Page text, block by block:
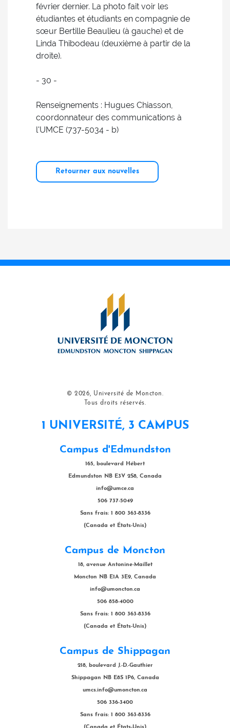
février dernier. La photo fait voir les
étudiantes et étudiants en compagnie de
sœur Bertille Beaulieu (à gauche) et de
Linda Thibodeau (deuxième à partir de la
droite).
- 30 -
Renseignements : Hugues Chiasson,
coordonnateur des communications à
l'UMCE (737-5034 - b)
Retourner aux nouvelles
© 2026, Université de Moncton.
Tous droits réservés.
1 UNIVERSITÉ, 3 CAMPUS
Campus d'Edmundston
165, boulevard Hébert
Edmundston NB E3V 2S8, Canada
info@umce.ca
506 737-5049
Sans frais: 1 800 363-8336
(Canada et États-Unis)
Campus de Moncton
18, avenue Antonine-Maillet
Moncton NB E1A 3E9, Canada
info@umoncton.ca
506 858-4000
Sans frais: 1 800 363-8336
(Canada et États-Unis)
Campus de Shippagan
218, boulevard J.-D.-Gauthier
Shippagan NB E8S 1P6, Canada
umcs.info@umoncton.ca
506 336-3400
Sans frais: 1 800 363-8336